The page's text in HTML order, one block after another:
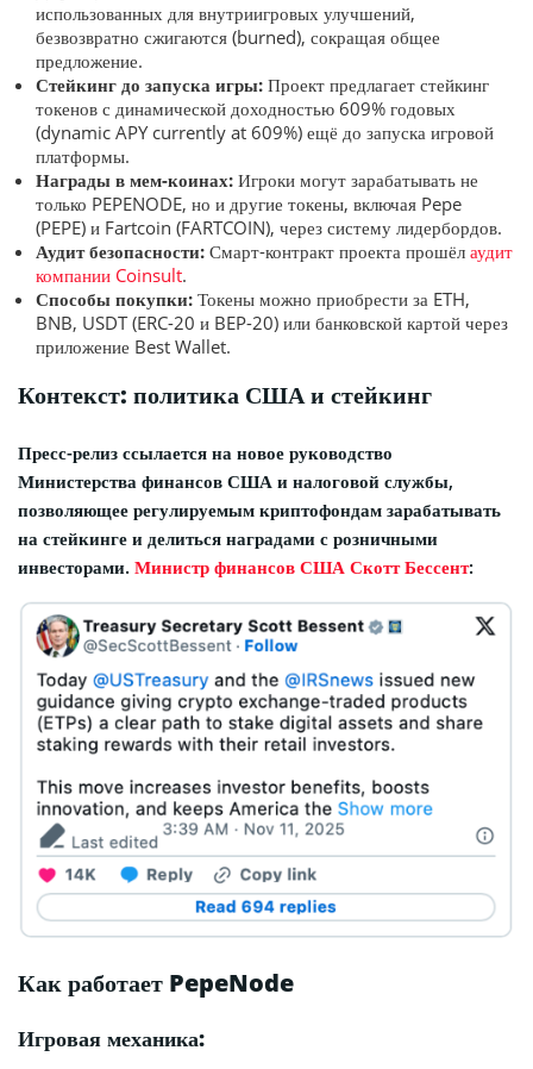
использованных для внутриигровых улучшений,
безвозвратно сжигаются (burned), сокращая общее
предложение.
Стейкинг до запуска игры: Проект предлагает стейкинг
токенов с динамической доходностью 609% годовых
(dynamic APY currently at 609%) ещё до запуска игровой
платформы.
Награды в мем-коинах: Игроки могут зарабатывать не
только PEPENODE, но и другие токены, включая Pepe
(PEPE) и Fartcoin (FARTCOIN), через систему лидербордов.
Аудит безопасности: Смарт-контракт проекта прошёл аудит
компании Coinsult.
Способы покупки: Токены можно приобрести за ETH,
BNB, USDT (ERC-20 и BEP-20) или банковской картой через
приложение Best Wallet.
Контекст: политика США и стейкинг
Пресс-релиз ссылается на новое руководство
Министерства финансов США и налоговой службы,
позволяющее регулируемым криптофондам зарабатывать
на стейкинге и делиться наградами с розничными
инвесторами. Министр финансов США Скотт Бессент:
Как работает PepeNode
Игровая механика: